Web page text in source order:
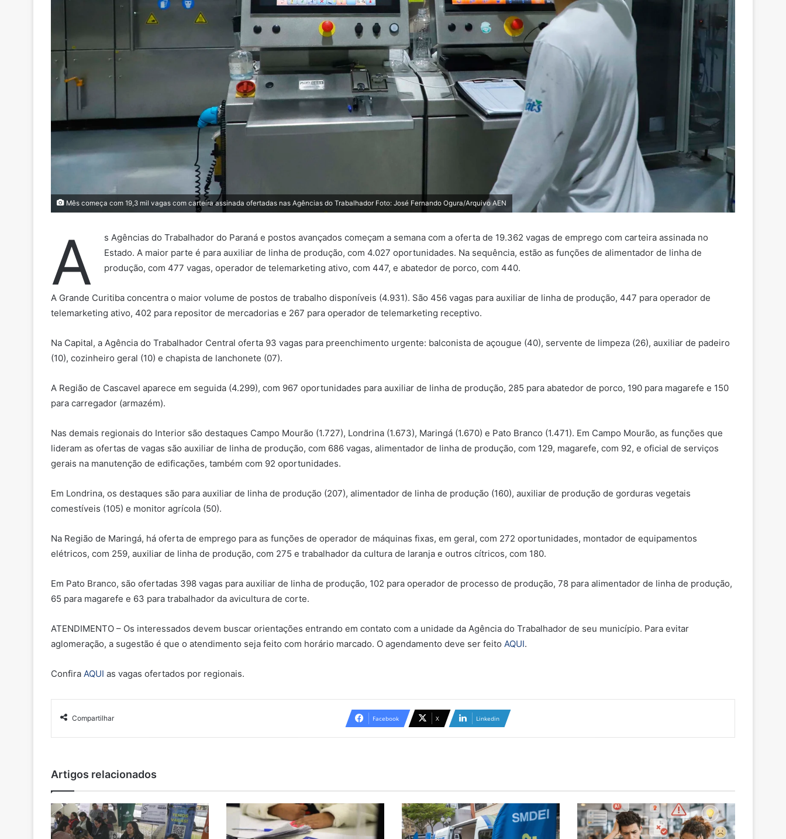
Mês começa com 19,3 mil vagas com carteira assinada ofertadas nas Agências do Trabalhador Foto: José Fernando Ogura/Arquivo AEN
A
s Agências do Trabalhador do Paraná e postos avançados começam a semana com a oferta de 19.362 vagas de emprego com carteira assinada no
Estado. A maior parte é para auxiliar de linha de produção, com 4.027 oportunidades. Na sequência, estão as funções de alimentador de linha de
produção, com 477 vagas, operador de telemarketing ativo, com 447, e abatedor de porco, com 440.
A Grande Curitiba concentra o maior volume de postos de trabalho disponíveis (4.931). São 456 vagas para auxiliar de linha de produção, 447 para operador de
telemarketing ativo, 402 para repositor de mercadorias e 267 para operador de telemarketing receptivo.
Na Capital, a Agência do Trabalhador Central oferta 93 vagas para preenchimento urgente: balconista de açougue (40), servente de limpeza (26), auxiliar de padeiro
(10), cozinheiro geral (10) e chapista de lanchonete (07).
A Região de Cascavel aparece em seguida (4.299), com 967 oportunidades para auxiliar de linha de produção, 285 para abatedor de porco, 190 para magarefe e 150
para carregador (armazém).
Nas demais regionais do Interior são destaques Campo Mourão (1.727), Londrina (1.673), Maringá (1.670) e Pato Branco (1.471). Em Campo Mourão, as funções que
lideram as ofertas de vagas são auxiliar de linha de produção, com 686 vagas, alimentador de linha de produção, com 129, magarefe, com 92, e oficial de serviços
gerais na manutenção de edificações, também com 92 oportunidades.
Em Londrina, os destaques são para auxiliar de linha de produção (207), alimentador de linha de produção (160), auxiliar de produção de gorduras vegetais
comestíveis (105) e monitor agrícola (50).
Na Região de Maringá, há oferta de emprego para as funções de operador de máquinas fixas, em geral, com 272 oportunidades, montador de equipamentos
elétricos, com 259, auxiliar de linha de produção, com 275 e trabalhador da cultura de laranja e outros cítricos, com 180.
Em Pato Branco, são ofertadas 398 vagas para auxiliar de linha de produção, 102 para operador de processo de produção, 78 para alimentador de linha de produção,
65 para magarefe e 63 para trabalhador da avicultura de corte.
ATENDIMENTO – Os interessados devem buscar orientações entrando em contato com a unidade da Agência do Trabalhador de seu município. Para evitar
aglomeração, a sugestão é que o atendimento seja feito com horário marcado. O agendamento deve ser feito AQUI.
Confira AQUI as vagas ofertados por regionais.
Compartilhar Facebook X Linkedin
Artigos relacionados